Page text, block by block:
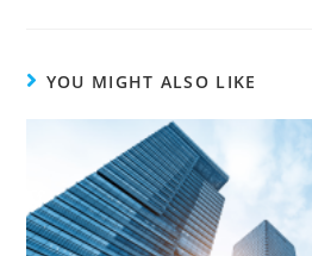
YOU MIGHT ALSO LIKE